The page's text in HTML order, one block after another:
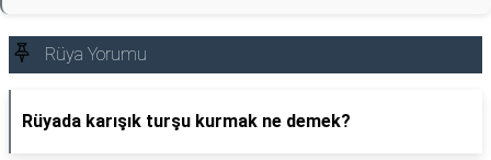
Rüya Yorumu
Rüyada karışık turşu kurmak ne demek?